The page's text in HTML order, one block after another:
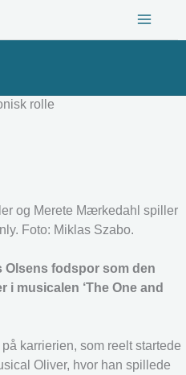
rolle
og Merete Mærkedahl spiller
Foto: Miklas Szabo.
Olsens fodspor som den
musicalen ‘The One and
karrierien, som reelt startede
Oliver, hvor han spillede